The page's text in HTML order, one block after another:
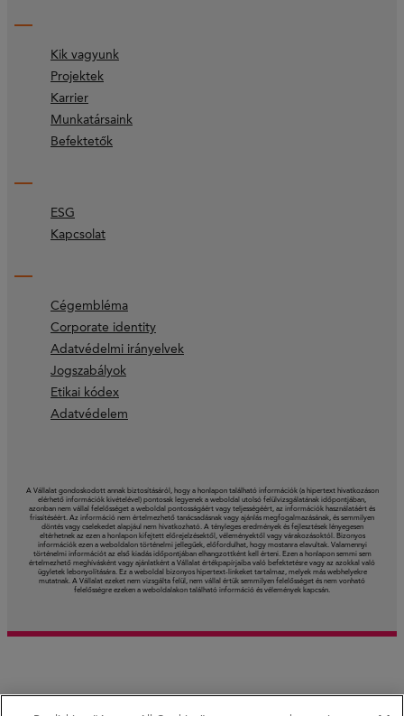
Kik vagyunk
Projektek
Karrier
Munkatársaink
Befektetők
ESG
Kapcsolat
Cégembléma
Corporate identity
Adatvédelmi irányelvek
Jogszabályok
Etikai kódex
Adatvédelem
A Vállalat gondoskodott annak biztosításáról, hogy a honlapon található információk (a hipertext hivatkozáson
elérhető információk kivételével) pontosak legyenek a weboldal utolsó felülvizsgálatának időpontjában,
azonban nem vállal felelősséget a weboldal pontosságáért vagy teljességéért, az információk használatáért és
frissítéséért. Az információ nem értelmezhető tanácsadásnak vagy ajánlás megfogalmazásának, és semmilyen
döntés vagy cselekedet alapjául nem hivatkozható. A tényleges eredmények és fejlesztések lényegesen
eltérhetnek az ezen a honlapon kifejtett előrejelzésektől, véleményektől vagy várakozásoktól. Bizonyos
információk ezen a weboldalon történelmi jellegűek, előfordulhat, hogy mostanra elavultak. Valamennyi
történelmi információt az első kiadás időpontjában elhangzottként kell érteni. Ezen a honlapon semmi sem
értelmezhető meghívásként vagy ajánlatként a Vállalat értékpapírjaiba való befektetésre vagy az azokkal való
ügyletek lebonyolítására. Ez a weboldal bizonyos hipertext-linkeket tartalmaz, melyek más webhelyekre
mutatnak. A Vállalat ezeket nem vizsgálta felül, nem vállal értük semmilyen felelősséget és nem vonható
felelősségre ezeken a weboldalakon található információ és vélemények kapcsán.